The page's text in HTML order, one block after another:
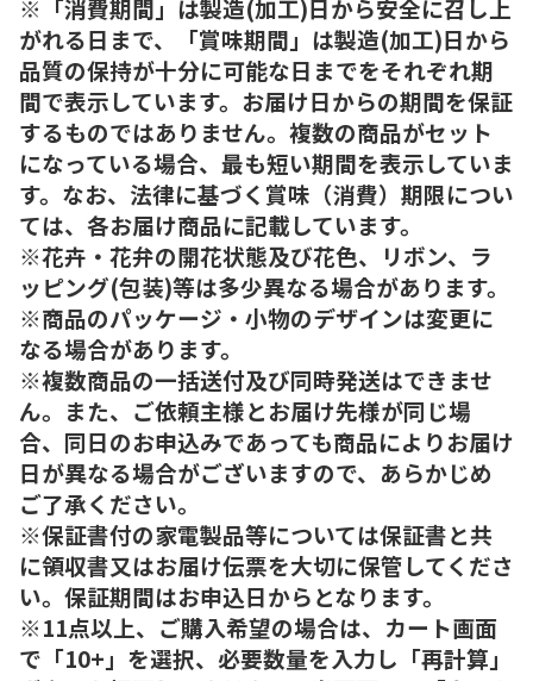
※「消費期間」は製造(加工)日から安全に召し上
がれる日まで、「賞味期間」は製造(加工)日から
品質の保持が十分に可能な日までをそれぞれ期
間で表示しています。お届け日からの期間を保証
するものではありません。複数の商品がセット
になっている場合、最も短い期間を表示していま
す。なお、法律に基づく賞味（消費）期限につい
ては、各お届け商品に記載しています。
※花卉・花弁の開花状態及び花色、リボン、ラ
ッピング(包装)等は多少異なる場合があります。
※商品のパッケージ・小物のデザインは変更に
なる場合があります。
※複数商品の一括送付及び同時発送はできませ
ん。また、ご依頼主様とお届け先様が同じ場
合、同日のお申込みであっても商品によりお届け
日が異なる場合がございますので、あらかじめ
ご了承ください。
※保証書付の家電製品等については保証書と共
に領収書又はお届け伝票を大切に保管してくださ
い。保証期間はお申込日からとなります。
※11点以上、ご購入希望の場合は、カート画面
で「10+」を選択、必要数量を入力し「再計算」